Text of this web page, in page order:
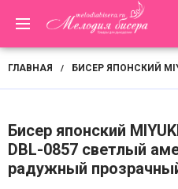
ГЛАВНАЯ / БИСЕР ЯПОНСКИЙ
Бисер японский
DBL-0857 светлый
радужный